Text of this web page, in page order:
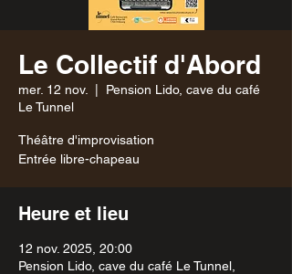
Le Collectif d'Abord
mer. 12 nov.
Pension Lido, cave du café
Le Tunnel
Théâtre d'improvisation
Entrée libre-chapeau
Heure et lieu
12 nov. 2025, 20:00
Pension Lido, cave du café Le Tunnel,